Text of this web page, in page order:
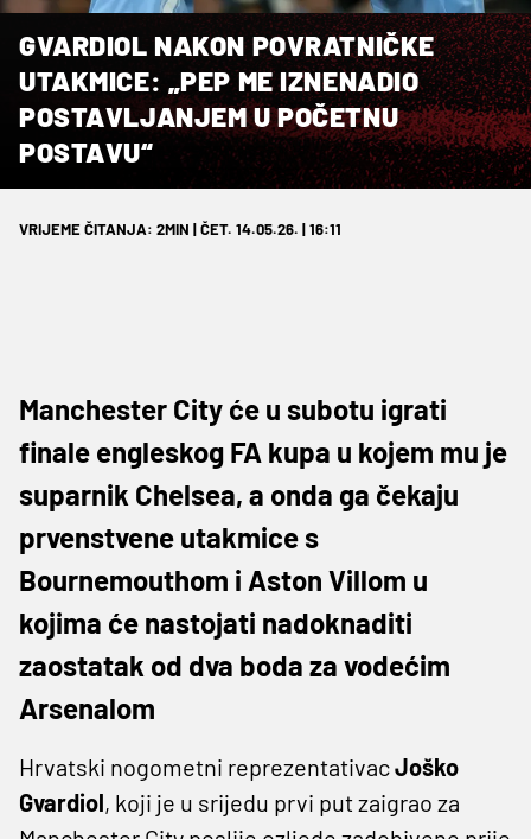
GVARDIOL NAKON POVRATNIČKE
UTAKMICE: „PEP ME IZNENADIO
POSTAVLJANJEM U POČETNU
POSTAVU“
VRIJEME ČITANJA: 2MIN | ČET. 14.05.26. | 16:11
Manchester City će u subotu igrati
finale engleskog FA kupa u kojem mu je
suparnik Chelsea, a onda ga čekaju
prvenstvene utakmice s
Bournemouthom i Aston Villom u
kojima će nastojati nadoknaditi
zaostatak od dva boda za vodećim
Arsenalom
Hrvatski nogometni reprezentativacJoško
Gvardiol, koji je u srijedu prvi put zaigrao za